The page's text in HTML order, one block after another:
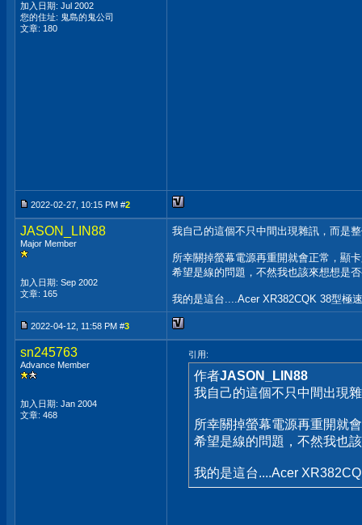
加入日期: Jul 2002
您的住址: 鬼島的鬼公司
文章: 180
2022-02-27, 10:15 PM #2
JASON_LIN88
Major Member
加入日期: Sep 2002
文章: 165
我自己的這個不只中間出現雜訊，而是
所幸關掉螢幕電源再重開就會正常，顯
希望是線的問題，不然我也該來想想是
我的是這台....Acer XR382CQK 38型極
2022-04-12, 11:58 PM #3
sn245763
Advance Member
加入日期: Jan 2004
文章: 468
引用:
作者JASON_LIN88
我自己的這個不只中間出現
所幸關掉螢幕電源再重開就
希望是線的問題，不然我也
我的是這台....Acer